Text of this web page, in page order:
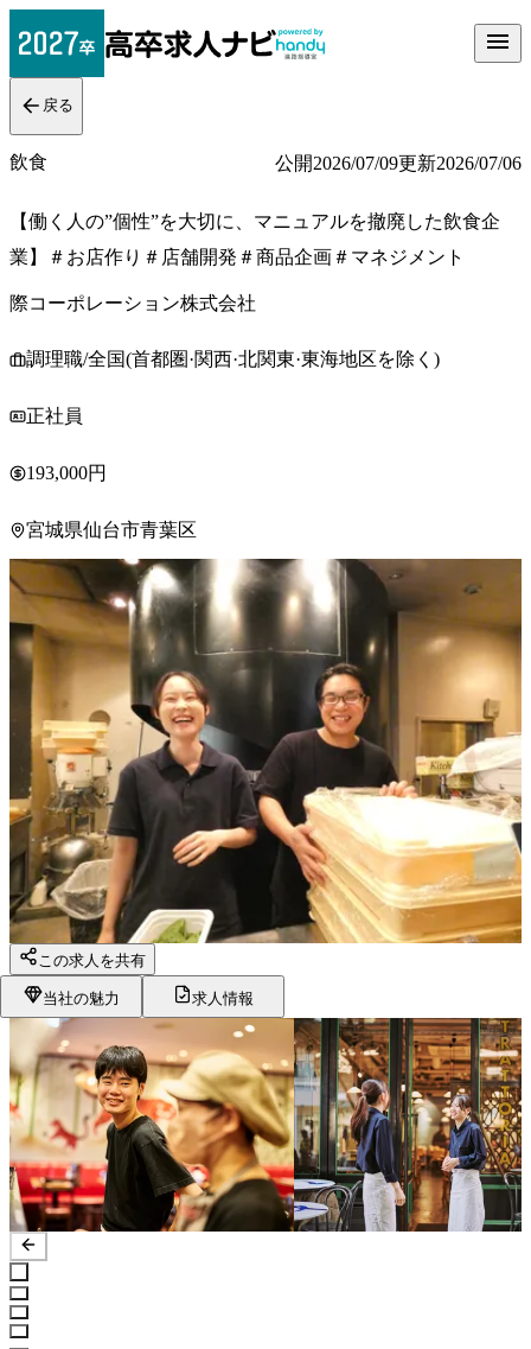
戻る
飲食 公開2026/07/09更新2026/07/06
【働く人の”個性”を大切に、マニュアルを撤廃した飲食企
業】＃お店作り＃店舗開発＃商品企画＃マネジメント
際コーポレーション株式会社
調理職/全国(首都圏·関西·北関東·東海地区を除く)
正社員
193,000円
宮城県仙台市青葉区
この求人を共有
当社の魅力 求人情報